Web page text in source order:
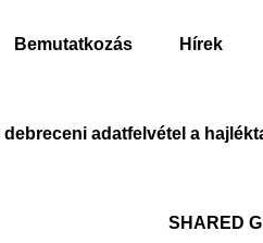
Bemutatkozás Hírek
adatfelvétel a
SHARED